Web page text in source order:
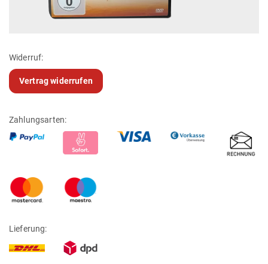
Widerruf:
Vertrag widerrufen
Zahlungsarten:
Lieferung: